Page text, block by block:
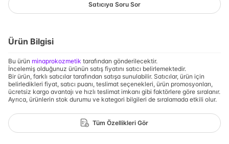
Satıcıya Soru Sor
Ürün Bilgisi
Bu ürün minaprokozmetik tarafından gönderilecektir.
İncelemiş olduğunuz ürünün satış fiyatını satıcı belirlemektedir.
Bir ürün, farklı satıcılar tarafından satışa sunulabilir. Satıcılar, ürün için
belirledikleri fiyat, satıcı puanı, teslimat seçenekleri, ürün promosyonları,
ücretsiz kargo avantajı ve hızlı teslimat imkanı gibi faktörlere göre sıralanır.
Ayrıca, ürünlerin stok durumu ve kategori bilgileri de sıralamada etkili olur.
Tüm Özellikleri Gör